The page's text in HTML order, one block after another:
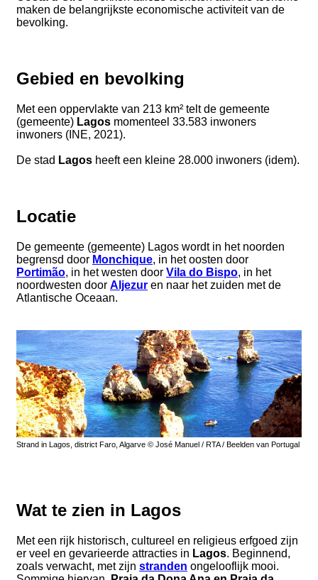
maken de belangrijkste economische activiteit van de
bevolking.
Gebied en bevolking
Met een oppervlakte van 213 km² telt de gemeente
(gemeente) Lagos momenteel 33.583 inwoners
inwoners (INE, 2021).
De stad Lagos heeft een kleine 28.000 inwoners (idem).
Locatie
De gemeente (gemeente) Lagos wordt in het noorden
begrensd door Monchique, in het oosten door
Portimão, in het westen door Vila do Bispo, in het
noordwesten door Aljezur en naar het zuiden met de
Atlantische Oceaan.
Strand in Lagos, district Faro, Algarve © José Manuel / RTA / Beelden van Portugal
Wat te zien in Lagos
Met een rijk historisch, cultureel en religieus erfgoed zijn
er veel en gevarieerde attracties in Lagos. Beginnend,
zoals verwacht, met zijn stranden ongelooflijk mooi.